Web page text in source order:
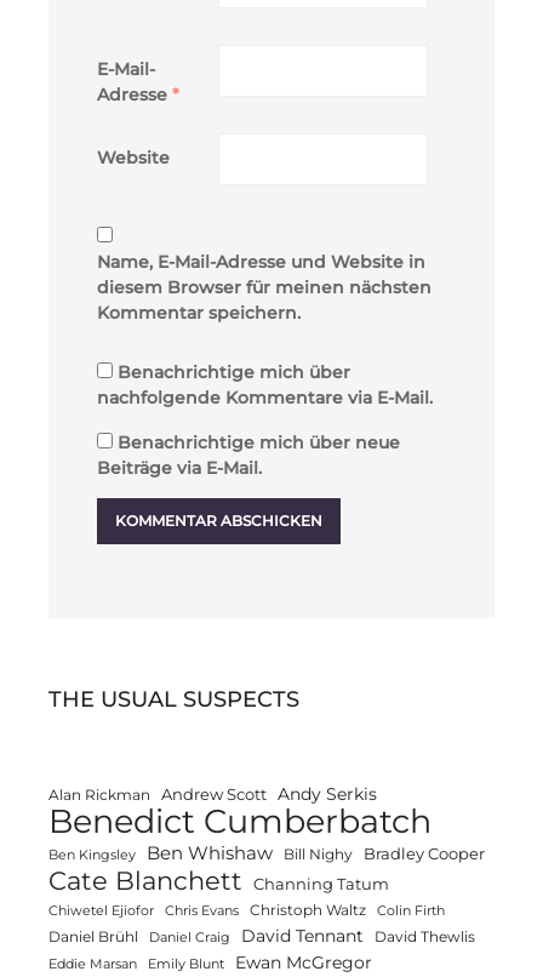
E-Mail-
Adresse *
Website
Name, E-Mail-Adresse und Website in
diesem Browser für meinen nächsten
Kommentar speichern.
Benachrichtige mich über
nachfolgende Kommentare via E-Mail.
Benachrichtige mich über neue
Beiträge via E-Mail.
THE USUAL SUSPECTS
Alan Rickman Andrew Scott Andy Serkis
Benedict Cumberbatch
Ben Kingsley Ben Whishaw Bill Nighy Bradley Cooper
Cate Blanchett Channing Tatum
Chiwetel Ejiofor Chris Evans Christoph Waltz Colin Firth
Daniel Brühl Daniel Craig David Tennant David Thewlis
Eddie Marsan Emily Blunt Ewan McGregor